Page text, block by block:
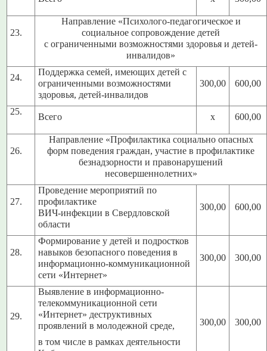
23.
Направление «Психолого-педагогическое и
социальное сопровождение детей
с ограниченными возможностями здоровья и детей-
инвалидов»
24.
Поддержка семей, имеющих детей с
ограниченными возможностями
здоровья, детей-инвалидов
300,00 600,00
25. Всего х 600,00
26.
Направление «Профилактика социально опасных
форм поведения граждан, участие в профилактике
безнадзорности и правонарушений
несовершеннолетних»
27.
Проведение мероприятий по
профилактике
ВИЧ-инфекции в Свердловской
области
300,00 600,00
28.
Формирование у детей и подростков
навыков безопасного поведения в
информационно-коммуникационной
сети «Интернет»
300,00 300,00
29.
Выявление в информационно-
телекоммуникационной сети
«Интернет» деструктивных
проявлений в молодежной среде,
в том числе в рамках деятельности
300,00 300,00